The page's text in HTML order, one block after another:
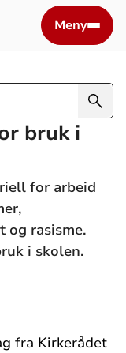
Meny
bruk i
for arbeid
og rasisme.
i skolen.
fra Kirkerådet